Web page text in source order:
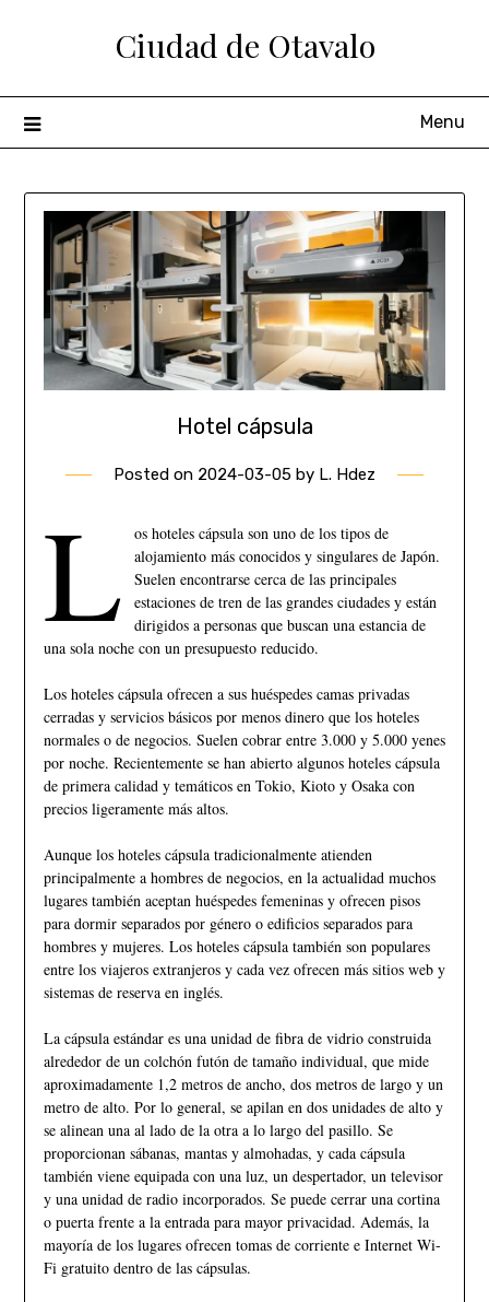
Ciudad de Otavalo
Menu
Hotel cápsula
Posted on 2024-03-05 by L. Hdez
L
os hoteles cápsula son uno de los tipos de
alojamiento más conocidos y singulares de Japón.
Suelen encontrarse cerca de las principales
estaciones de tren de las grandes ciudades y están
dirigidos a personas que buscan una estancia de
una sola noche con un presupuesto reducido.
Los hoteles cápsula ofrecen a sus huéspedes camas privadas
cerradas y servicios básicos por menos dinero que los hoteles
normales o de negocios. Suelen cobrar entre 3.000 y 5.000 yenes
por noche. Recientemente se han abierto algunos hoteles cápsula
de primera calidad y temáticos en Tokio, Kioto y Osaka con
precios ligeramente más altos.
Aunque los hoteles cápsula tradicionalmente atienden
principalmente a hombres de negocios, en la actualidad muchos
lugares también aceptan huéspedes femeninas y ofrecen pisos
para dormir separados por género o edificios separados para
hombres y mujeres. Los hoteles cápsula también son populares
entre los viajeros extranjeros y cada vez ofrecen más sitios web y
sistemas de reserva en inglés.
La cápsula estándar es una unidad de fibra de vidrio construida
alrededor de un colchón futón de tamaño individual, que mide
aproximadamente 1,2 metros de ancho, dos metros de largo y un
metro de alto. Por lo general, se apilan en dos unidades de alto y
se alinean una al lado de la otra a lo largo del pasillo. Se
proporcionan sábanas, mantas y almohadas, y cada cápsula
también viene equipada con una luz, un despertador, un televisor
y una unidad de radio incorporados. Se puede cerrar una cortina
o puerta frente a la entrada para mayor privacidad. Además, la
mayoría de los lugares ofrecen tomas de corriente e Internet Wi-
Fi gratuito dentro de las cápsulas.